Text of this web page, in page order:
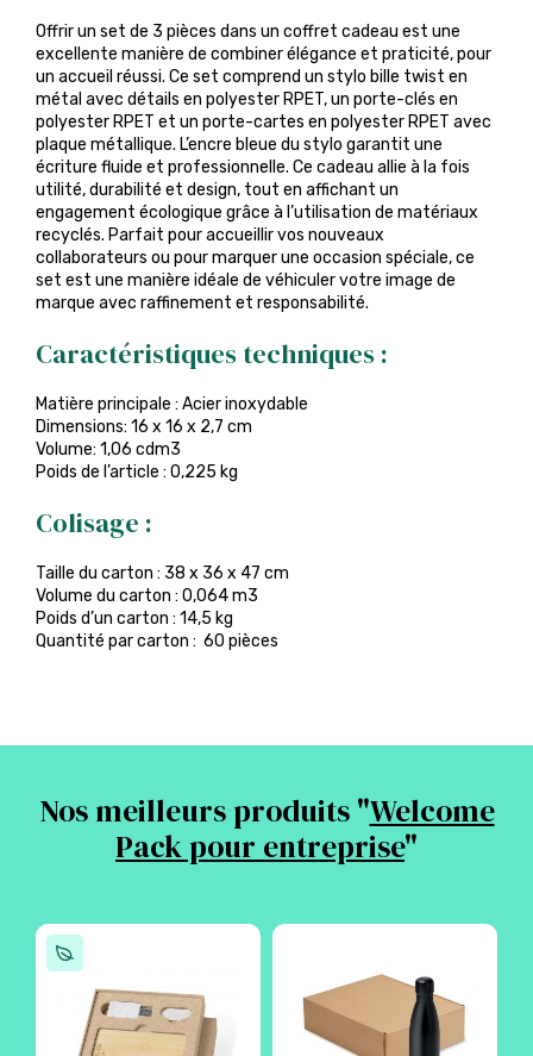
Offrir un set de 3 pièces dans un coffret cadeau est une
excellente manière de combiner élégance et praticité, pour
un accueil réussi. Ce set comprend un stylo bille twist en
métal avec détails en polyester RPET, un porte-clés en
polyester RPET et un porte-cartes en polyester RPET avec
plaque métallique. L’encre bleue du stylo garantit une
écriture fluide et professionnelle. Ce cadeau allie à la fois
utilité, durabilité et design, tout en affichant un
engagement écologique grâce à l’utilisation de matériaux
recyclés. Parfait pour accueillir vos nouveaux
collaborateurs ou pour marquer une occasion spéciale, ce
set est une manière idéale de véhiculer votre image de
marque avec raffinement et responsabilité.
Caractéristiques techniques :
Matière principale : Acier inoxydable
Dimensions: 16 x 16 x 2,7 cm
Volume: 1,06 cdm3
Poids de l’article : 0,225 kg
Colisage :
Taille du carton : 38 x 36 x 47 cm
Volume du carton : 0,064 m3
Poids d’un carton : 14,5 kg
Quantité par carton : 60 pièces
Nos meilleurs produits "Welcome
Pack pour entreprise"